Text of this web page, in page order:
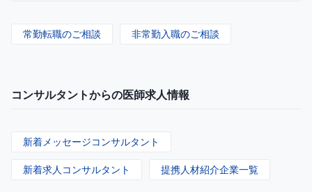
常勤転職のご相談 非常勤入職のご相談
コンサルタントからの医師求人情報
新着メッセージコンサルタント
新着求人コンサルタント 提携人材紹介企業一覧